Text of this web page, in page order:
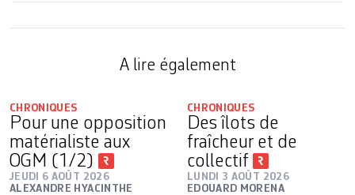
A lire également
CHRONIQUES
Pour une opposition
matérialiste aux
OGM (1/2)
JEUDI 6 AOÛT 2026
ALEXANDRE HYACINTHE
CHRONIQUES
Des îlots de
fraîcheur et de
collectif
LUNDI 3 AOÛT 2026
EDOUARD MORENA